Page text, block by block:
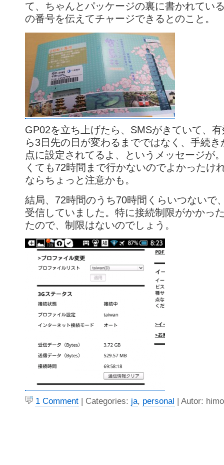
て、ちゃんとパッケージの裏に書かれてい
の番号を伝えてチャージできるとのこと。
GP02を立ち上げたら、SMSがきていて、
ら3日先の日が変わるまでではなく、手続
点に設定されてるよ、というメッセージが
くても72時間まで行かないのでよかったけ
ならちょっと注意かも。
結局、72時間のうち70時間くらいつないで
受信していました。特に接続制限がかかっ
たので、制限はないのでしょう。
1 Comment | Categories: ja, personal | Autor: